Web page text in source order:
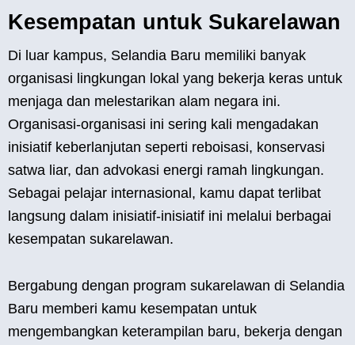
Kesempatan untuk Sukarelawan
Di luar kampus, Selandia Baru memiliki banyak
organisasi lingkungan lokal yang bekerja keras untuk
menjaga dan melestarikan alam negara ini.
Organisasi-organisasi ini sering kali mengadakan
inisiatif keberlanjutan seperti reboisasi, konservasi
satwa liar, dan advokasi energi ramah lingkungan.
Sebagai pelajar internasional, kamu dapat terlibat
langsung dalam inisiatif-inisiatif ini melalui berbagai
kesempatan sukarelawan.
Bergabung dengan program sukarelawan di Selandia
Baru memberi kamu kesempatan untuk
mengembangkan keterampilan baru, bekerja dengan